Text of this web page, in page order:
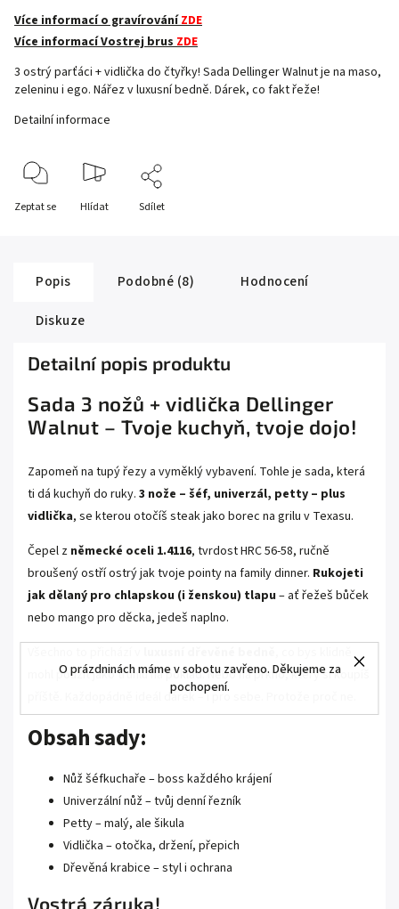
O prázdninách máme v sobotu zavřeno. Děkujeme za
pochopení.
Více informací o gravírováníZDE
Více informací Vostrej brusZDE
3 ostrý parťáci + vidlička do čtyřky! Sada Dellinger Walnut je na maso,
zeleninu i ego. Nářez v luxusní bedně. Dárek, co fakt řeže!
Detailní informace
Zeptat se Hlídat Sdílet
Popis Podobné (8)
Hodnocení
Diskuze
Detailní popis produktu
Sada 3 nožů + vidlička Dellinger
Walnut – Tvoje kuchyň, tvoje dojo!
Zapomeň na tupý řezy a vyměklý vybavení. Tohle je sada, která
ti dá kuchyň do ruky. 3 nože – šéf, univerzál, petty – plus
vidlička, se kterou otočíš steak jako borec na grilu v Texasu.
Čepel z německé oceli 1.4116, tvrdost HRC 56-58, ručně
broušený ostří ostrý jak tvoje pointy na family dinner. Rukojeti
jak dělaný pro chlapskou (i ženskou) tlapu – ať řežeš bůček
nebo mango pro děcka, jedeš naplno.
mohl použít jako truhlu na poklad. Nebo na prkno, který si koupíš
příště. Každopádně ideál dárek – i pro sebe. Protože proč ne.
Obsah sady:
Nůž šéfkuchaře – boss každého krájení
Univerzální nůž – tvůj denní řezník
Petty – malý, ale šikula
Vidlička – otočka, držení, přepich
Dřevěná krabice – styl i ochrana
Vostrá záruka!